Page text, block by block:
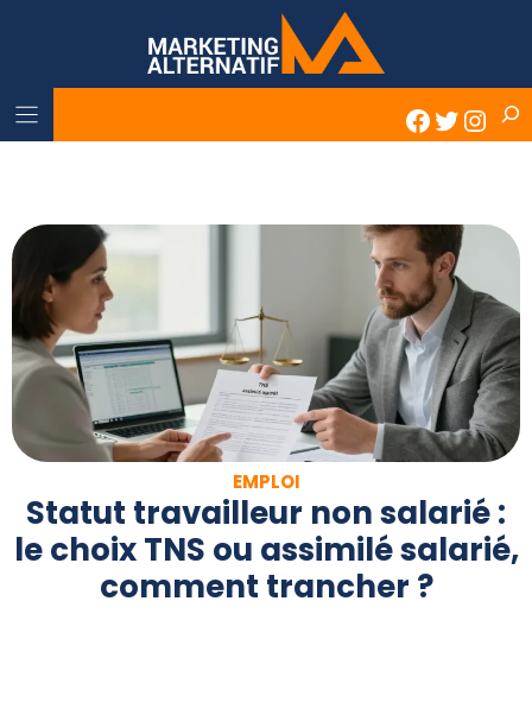
Twitter
EMPLOI
Statut travailleur non salarié :
le choix TNS ou assimilé salarié,
comment trancher ?